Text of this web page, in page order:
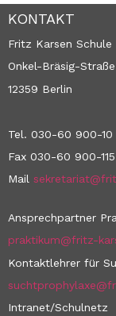
KONTAKT
Fritz Karsen Schule
Onkel-Bräsig-
12359 Berlin
Tel. 030-60 900-10
Fax 030-60 900-115
Mail
Ansprechpartner
praktikum@fritz-
Kontaktlehrer für
Intranet/Schulnetz